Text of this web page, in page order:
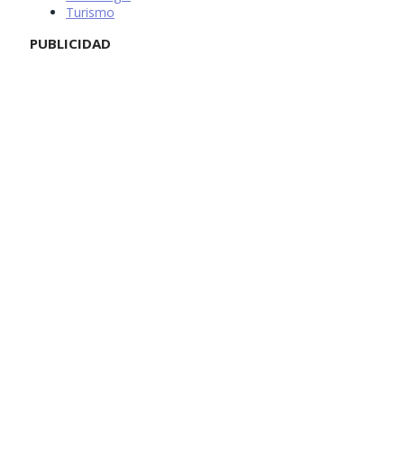
Turismo
PUBLICIDAD